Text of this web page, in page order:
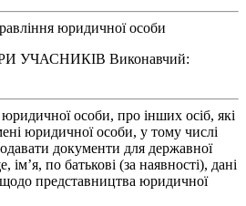
юридичної особи
УЧАСНИКІВ Виконавчий:
особи, про інших осіб, які
юридичної особи, у тому числі
документи для державної
ім’я, по батькові (за наявності), дані
представництва юридичної